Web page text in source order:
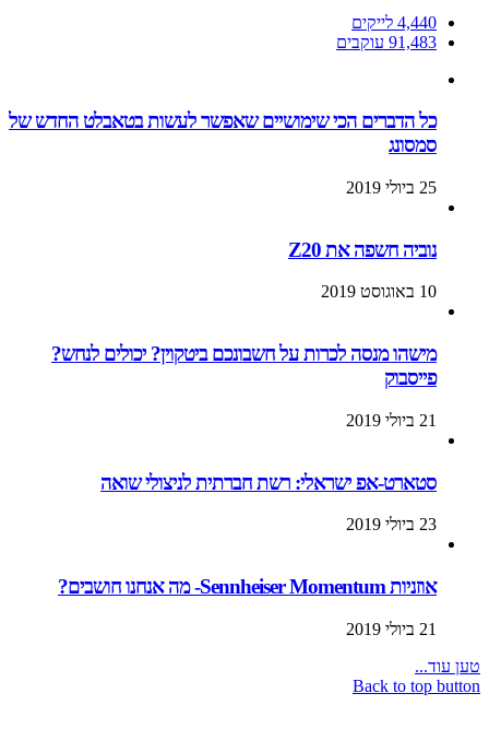
4,440 לייקים
91,483 עוקבים
כל הדברים הכי שימושיים שאפשר לעשות בטאבלט החדש של
סמסונג
25 ביולי 2019
נוביה חשפה את Z20
10 באוגוסט 2019
מישהו מנסה לכרות על חשבונכם ביטקוין? יכולים לנחש?
פייסבוק
21 ביולי 2019
סטארט-אפ ישראלי: רשת חברתית לניצולי שואה
23 ביולי 2019
אוזניות Sennheiser Momentum- מה אנחנו חושבים?
21 ביולי 2019
טען עוד...
Back to top button